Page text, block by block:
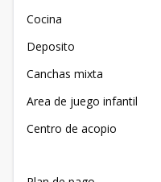
Cocina
Deposito
Canchas mixta
Area de juego infantil
Centro de acopio